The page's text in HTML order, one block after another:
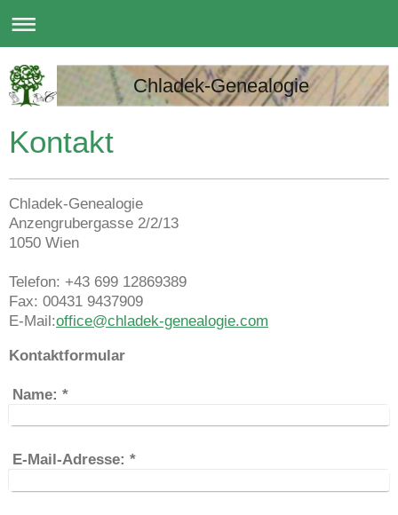
Chladek-Genealogie
Kontakt
Chladek-Genealogie
Anzengrubergasse 2/2/13
1050 Wien
Telefon: +43 699 12869389
Fax: 00431 9437909
E-Mail:office@chladek-genealogie.com
Kontaktformular
Name: *
E-Mail-Adresse: *